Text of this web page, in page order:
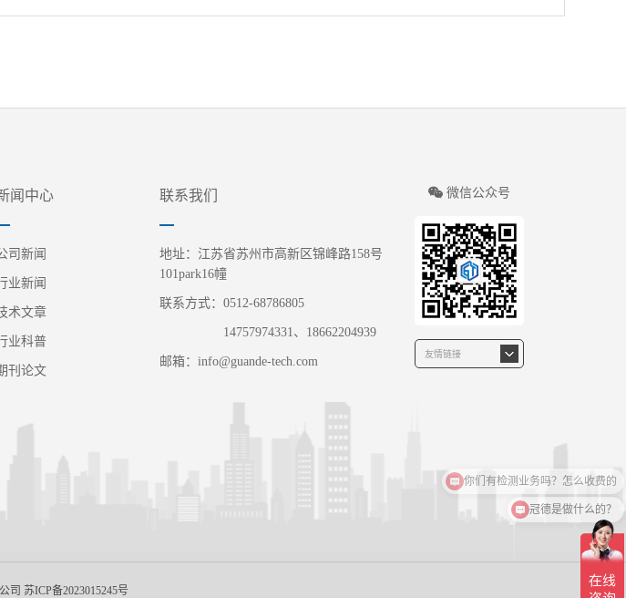
微信公众号
闻中心
司新闻
业新闻
术文章
业科普
刊论文
联系我们
地址：江苏省苏州市高新区锦峰路158号
101park16幢
联系方式：0512-68786805
14757974331、18662204939
邮箱：info@guande-tech.com
司 苏ICP备2023015245号
冠德是做什么的？